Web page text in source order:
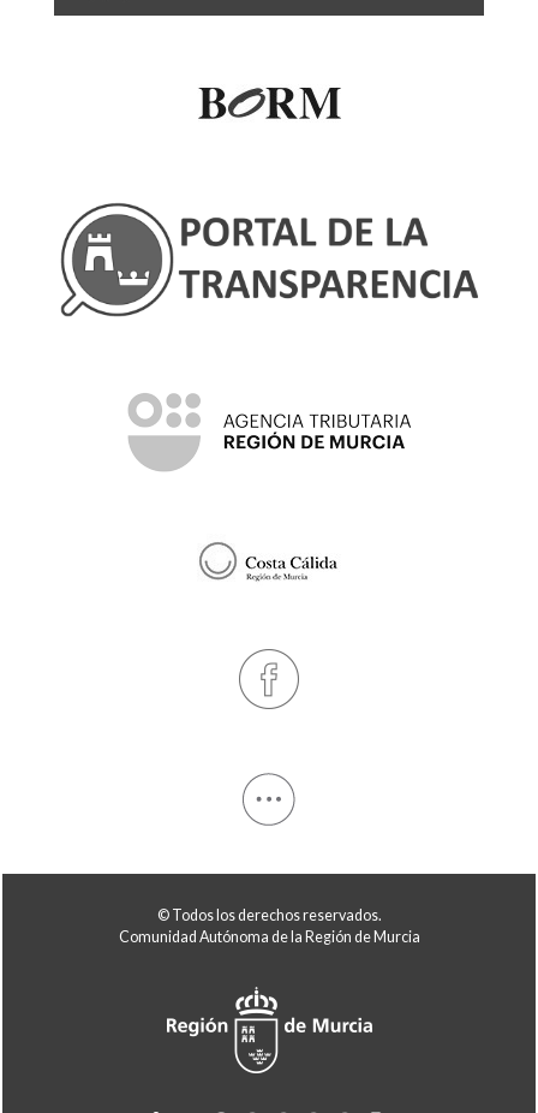
© Todos los derechos reservados.
Comunidad Autónoma de la Región de Murcia